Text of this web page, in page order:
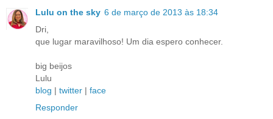
Lulu on the sky 6 de março de 2013 às 18:34
Dri,
que lugar maravilhoso! Um dia espero conhecer.
big beijos
Lulu
blog | twitter | face
Responder